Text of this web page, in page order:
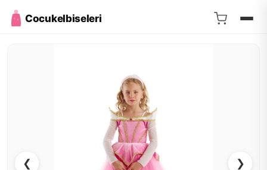
Cocukelbiseleri
❮ ❯